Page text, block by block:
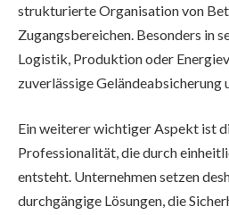
strukturierte Organisation von
Zugangsbereichen. Besonders in
Logistik, Produktion oder
zuverlässige Geländeabsicherung
Ein weiterer wichtiger Aspekt ist
Professionalität, die durch
entsteht. Unternehmen setzen
durchgängige Lösungen, die